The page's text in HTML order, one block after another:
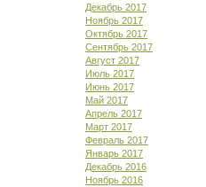
Декабрь 2017
Ноябрь 2017
Октябрь 2017
Сентябрь 2017
Август 2017
Июль 2017
Июнь 2017
Май 2017
Апрель 2017
Март 2017
Февраль 2017
Январь 2017
Декабрь 2016
Ноябрь 2016